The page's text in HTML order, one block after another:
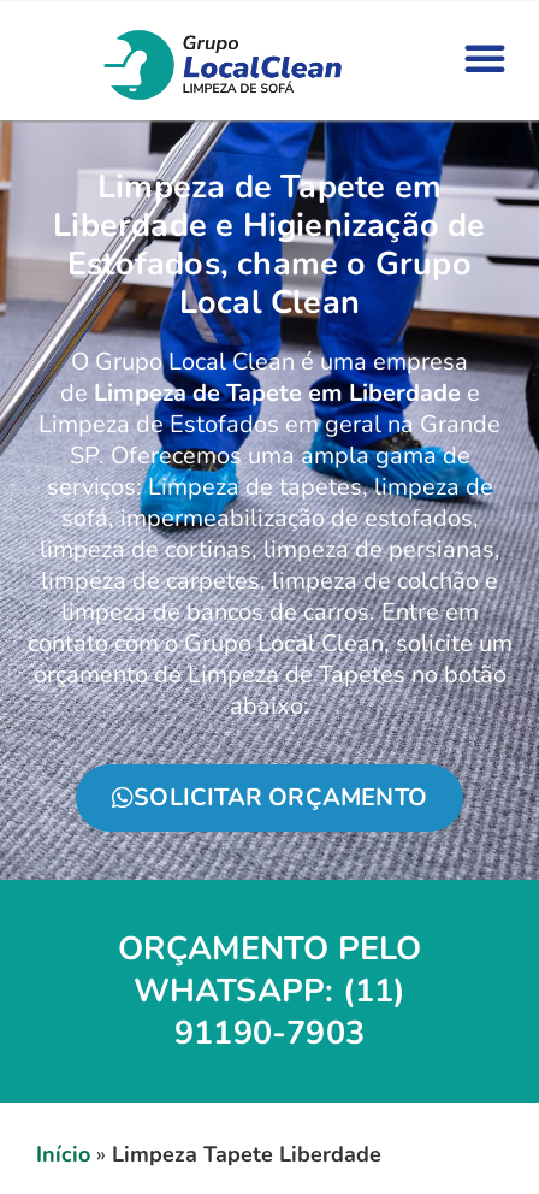
Limpeza de Tapete em
Liberdade e Higienização de
Estofados, chame o Grupo
Local Clean
O Grupo Local Clean é uma empresa
de Limpeza de Tapete em Liberdade e
Limpeza de Estofados em geral na Grande
SP. Oferecemos uma ampla gama de
serviços: Limpeza de tapetes, limpeza de
sofá, impermeabilização de estofados,
limpeza de cortinas, limpeza de persianas,
limpeza de carpetes, limpeza de colchão e
limpeza de bancos de carros. Entre em
contato com o Grupo Local Clean, solicite um
orçamento de Limpeza de Tapetes no botão
abaixo:
SOLICITAR ORÇAMENTO
ORÇAMENTO PELO
WHATSAPP: (11)
91190-7903
Início » Limpeza Tapete Liberdade